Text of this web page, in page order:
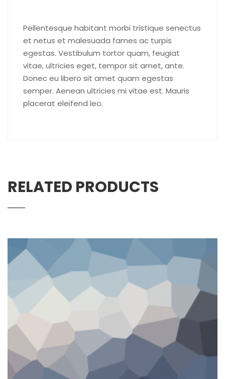
Pellentesque habitant morbi tristique senectus
et netus et malesuada fames ac turpis
egestas. Vestibulum tortor quam, feugiat
vitae, ultricies eget, tempor sit amet, ante.
Donec eu libero sit amet quam egestas
semper. Aenean ultricies mi vitae est. Mauris
placerat eleifend leo.
RELATED PRODUCTS